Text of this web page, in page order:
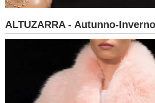
ALTUZARRA - Autunno-